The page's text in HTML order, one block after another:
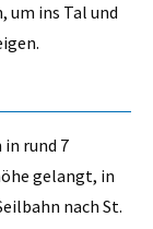
um ins Tal und
rund 7
gelangt, in
nach St.